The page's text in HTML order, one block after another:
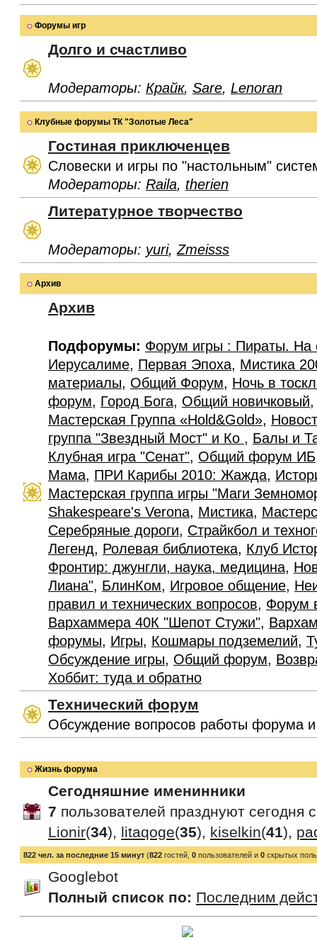
Форумы игр
Долго и счастливо
Модераторы: Крайк, Sare, Lenoran
Клубные форумы ТК "Золотые Леса"
Гостиная приключенцев
Словески и игры по "настольным"
Модераторы: Raila, therien
Литературное творчество
Модераторы: yuri, Zmeisss
Архив
Архив
Подфорумы: Форум игры : Пираты. На
Иерусалиме, Первая Эпоха, Мистика
материалы, Общий Форум, Ночь в
форум, Город Бога, Общий новичковый
Мастерская Группа «Hold&Gold»,
группа "Звездный Мост" и Ко , Балы и
Клубная игра "Сенат", Общий форум ИБ
Мама, ПРИ Карибы 2010: Жажда,
Мастерская группа игры "Маги
Shakespeare's Verona, Мистика,
Серебряные дороги, Страйкбол и
Легенд, Ролевая библиотека, Клуб
Фронтир: джунгли, наука, медицина,
Лиана", БлинКом, Игровое общение,
правил и технических вопросов, Форум
Вархаммера 40К "Шепот Стужи",
форумы, Игры, Кошмары подземелий,
Обсуждение игры, Общий форум,
Хоббит: туда и обратно
Технический форум
Обсуждение вопросов работы форума и
Жизнь форума
Сегодняшние именинники
7 пользователей празднуют сегодня
Lionir(34), litaqoge(35), kiselkin(41),
822 чел. за последние 15 минут (822 гостей, 0 пользователей и 0 скрытых
Googlebot
Полный список по: Последним